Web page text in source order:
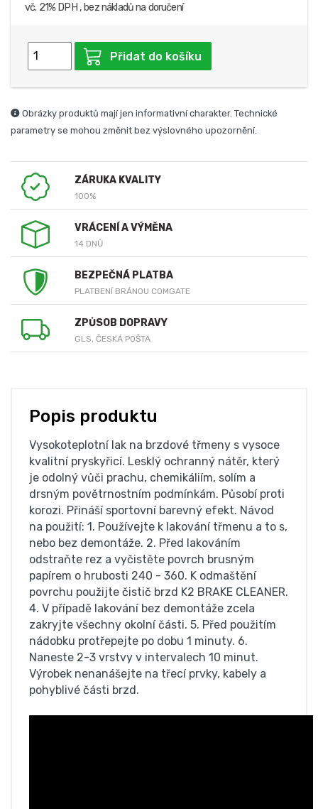
vč. 21% DPH , bez nákladů na doručení
Přidat do košíku
Obrázky produktů mají jen informativní charakter. Technické
parametry se mohou změnit bez výslovného upozornění.
ZÁRUKA KVALITY
100%
VRÁCENÍ A VÝMĚNA
14 DNŮ
BEZPEČNÁ PLATBA
PLATBENÍ BRÁNOU COMGATE
ZPŮSOB DOPRAVY
GLS, ČESKÁ POŠTA
Popis produktu
Vysokoteplotní lak na brzdové třmeny s vysoce
kvalitní pryskyřicí. Lesklý ochranný nátěr, který
je odolný vůči prachu, chemikáliím, solím a
drsným povětrnostním podmínkám. Působí proti
korozi. Přináší sportovní barevný efekt. Návod
na použití: 1. Používejte k lakování třmenu a to s,
nebo bez demontáže. 2. Před lakováním
odstraňte rez a vyčistěte povrch brusným
papírem o hrubosti 240 - 360. K odmaštění
povrchu použijte čistič brzd K2 BRAKE CLEANER.
4. V případě lakování bez demontáže zcela
zakryjte všechny okolní části. 5. Před použitím
nádobku protřepejte po dobu 1 minuty. 6.
Naneste 2-3 vrstvy v intervalech 10 minut.
Výrobek nenanášejte na třecí prvky, kabely a
pohyblivé části brzd.